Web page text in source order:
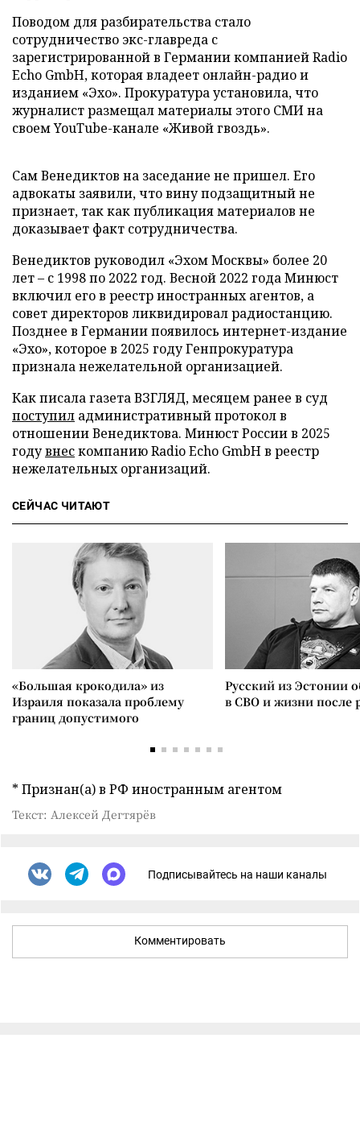
Поводом для разбирательства стало
сотрудничество экс-главреда с
зарегистрированной в Германии компанией Radio
Echo GmbH, которая владеет онлайн-радио и
изданием «Эхо». Прокуратура установила, что
журналист размещал материалы этого СМИ на
своем YouTube-канале «Живой гвоздь».
Сам Венедиктов на заседание не пришел. Его
адвокаты заявили, что вину подзащитный не
признает, так как публикация материалов не
доказывает факт сотрудничества.
Венедиктов руководил «Эхом Москвы» более 20
лет – с 1998 по 2022 год. Весной 2022 года Минюст
включил его в реестр иностранных агентов, а
совет директоров ликвидировал радиостанцию.
Позднее в Германии появилось интернет-издание
«Эхо», которое в 2025 году Генпрокуратура
признала нежелательной организацией.
Как писала газета ВЗГЛЯД, месяцем ранее в суд
поступил административный протокол в
отношении Венедиктова. Минюст России в 2025
годувнескомпанию Radio Echo GmbH в реестр
нежелательных организаций.
СЕЙЧАС ЧИТАЮТ
«Большая крокодила» из
Израиля показала проблему
границ допустимого
Русский из Эстонии
в СВО и жизни после
* Признан(а) в РФ иностранным агентом
Текст: Алексей Дегтярёв
Подписывайтесь на наши каналы
Комментировать